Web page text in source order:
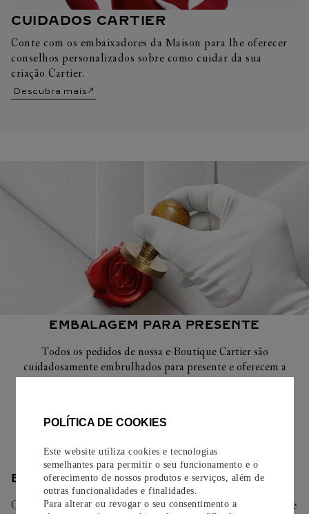
POLÍTICA DE COOKIES
Este website utiliza cookies e tecnologias
semelhantes para permitir o seu funcionamento e o
oferecimento de nossos produtos e serviços, além de
outras funcionalidades e finalidades.
Para alterar ou revogar o seu consentimento a
CUIDADOS CARTIER
Conte com os embaixadores da Maison para lhe oferecer
conselhos personalizados sobre como cuidar da sua
criação Cartier.
Descubra mais
EMBALAGEM PARA PRESENTE
Todos os pedidos de nossa e-Boutique Cartier são
cuidadosamente embrulhados para presente e oferecem a
opção de adicionar um cartão personalizado.
ENTREGA/DEVOLUÇÃO
Oferecemos diferentes opções de entrega. Selecione o envio de